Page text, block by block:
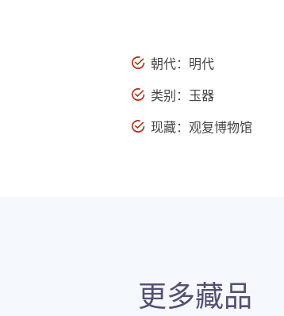
朝代：明代
类别：玉器
现藏：观复博物馆
更多藏品